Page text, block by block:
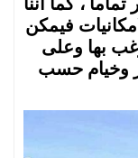
فيمكن
بها وعلى
وخيام حسب